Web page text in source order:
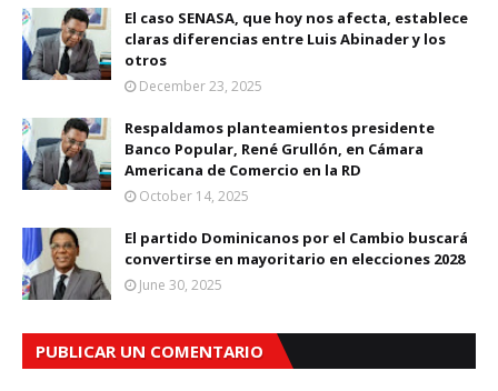
El caso SENASA, que hoy nos afecta, establece
claras diferencias entre Luis Abinader y los
otros
December 23, 2025
Respaldamos planteamientos presidente
Banco Popular, René Grullón, en Cámara
Americana de Comercio en la RD
October 14, 2025
El partido Dominicanos por el Cambio buscará
convertirse en mayoritario en elecciones 2028
June 30, 2025
PUBLICAR UN COMENTARIO